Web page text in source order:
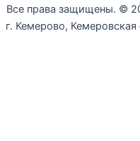
Все права защищены. ©
г. Кемерово,